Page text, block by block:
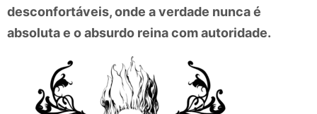
desconfortáveis, onde a verdade nunca é
absoluta e o absurdo reina com autoridade.